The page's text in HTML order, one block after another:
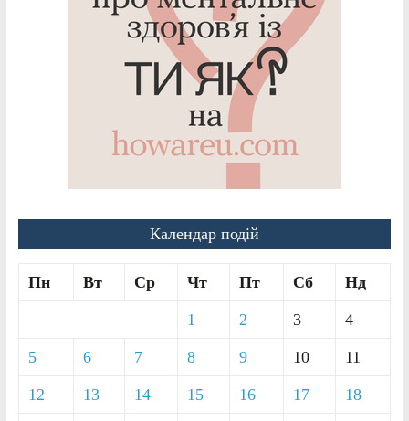
Календар подій
Пн Вт Ср Чт Пт Сб Нд
1 2 3 4
5 6 7 8 9 10 11
12 13 14 15 16 17 18